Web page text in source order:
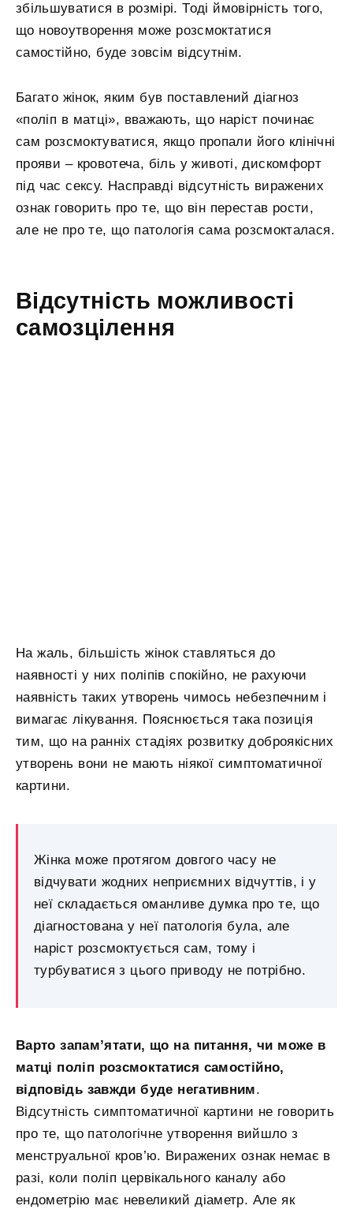
збільшуватися в розмірі. Тоді ймовірність того,
що новоутворення може розсмоктатися
самостійно, буде зовсім відсутнім.
Багато жінок, яким був поставлений діагноз
«поліп в матці», вважають, що наріст починає
сам розсмоктуватися, якщо пропали його клінічні
прояви – кровотеча, біль у животі, дискомфорт
під час сексу. Насправді відсутність виражених
ознак говорить про те, що він перестав рости,
але не про те, що патологія сама розсмокталася.
Відсутність можливості
самозцілення
На жаль, більшість жінок ставляться до
наявності у них поліпів спокійно, не рахуючи
наявність таких утворень чимось небезпечним і
вимагає лікування. Пояснюється така позиція
тим, що на ранніх стадіях розвитку доброякісних
утворень вони не мають ніякої симптоматичної
картини.
Жінка може протягом довгого часу не
відчувати жодних неприємних відчуттів, і у
неї складається оманливе думка про те, що
діагностована у неї патологія була, але
наріст розсмоктується сам, тому і
турбуватися з цього приводу не потрібно.
Варто запам’ятати, що на питання, чи може в
матці поліп розсмоктатися самостійно,
відповідь завжди буде негативним.
Відсутність симптоматичної картини не говорить
про те, що патологічне утворення вийшло з
менструальної кров’ю. Виражених ознак немає в
разі, коли поліп цервікального каналу або
ендометрію має невеликий діаметр. Але як